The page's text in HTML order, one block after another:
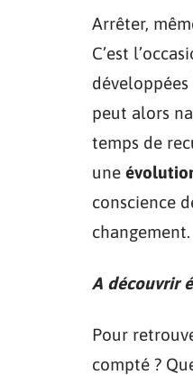
Arrêter,
C’est
peut alors
temps de
une
conscience
changement.
A découvrir
Pour
compté ?